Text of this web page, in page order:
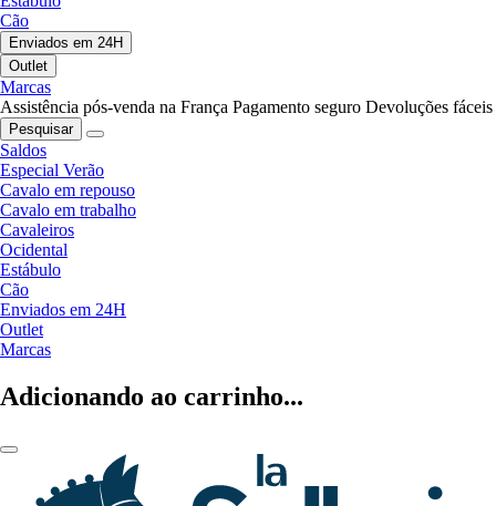
Cão
Enviados em 24H
Outlet
Marcas
Assistência pós-venda na França Pagamento seguro Devoluções fáceis
Pesquisar
Saldos
Especial Verão
Cavalo em repouso
Cavalo em trabalho
Cavaleiros
Ocidental
Estábulo
Cão
Enviados em 24H
Outlet
Marcas
Adicionando ao carrinho...